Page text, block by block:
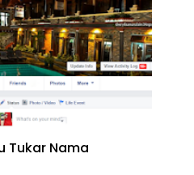
Tukar Nama